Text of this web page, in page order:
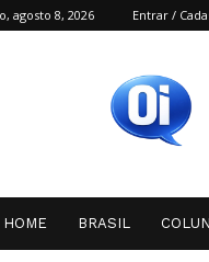
agosto 8, 2026 Entrar /
HOME BRASIL